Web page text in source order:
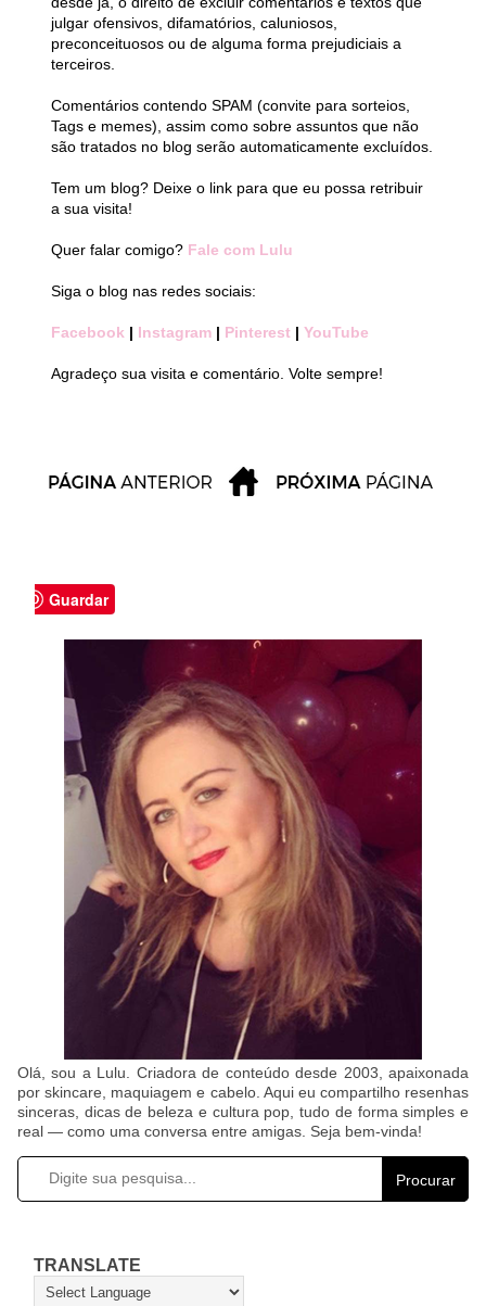
julgar ofensivos, difamatórios, caluniosos,
preconceituosos ou de alguma forma prejudiciais a
terceiros.
Comentários contendo SPAM (convite para sorteios,
Tags e memes), assim como sobre assuntos que não
são tratados no blog serão automaticamente excluídos.
Tem um blog? Deixe o link para que eu possa retribuir
a sua visita!
Quer falar comigo? Fale com Lulu
Siga o blog nas redes sociais:
Facebook | Instagram | Pinterest | YouTube
Agradeço sua visita e comentário. Volte sempre!
Guardar
Olá, sou a Lulu. Criadora de conteúdo desde 2003, apaixonada
por skincare, maquiagem e cabelo. Aqui eu compartilho resenhas
sinceras, dicas de beleza e cultura pop, tudo de forma simples e
real — como uma conversa entre amigas. Seja bem-vinda!
Procurar
TRANSLATE